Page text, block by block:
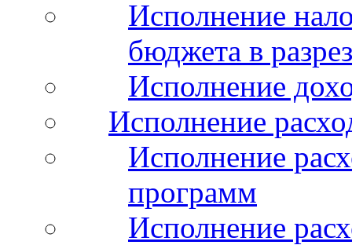
Исполнение
бюджета в
Исполнение
Исполнение
Исполнение
программ
Исполнение